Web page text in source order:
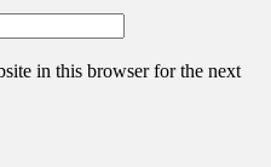
in this browser for the next